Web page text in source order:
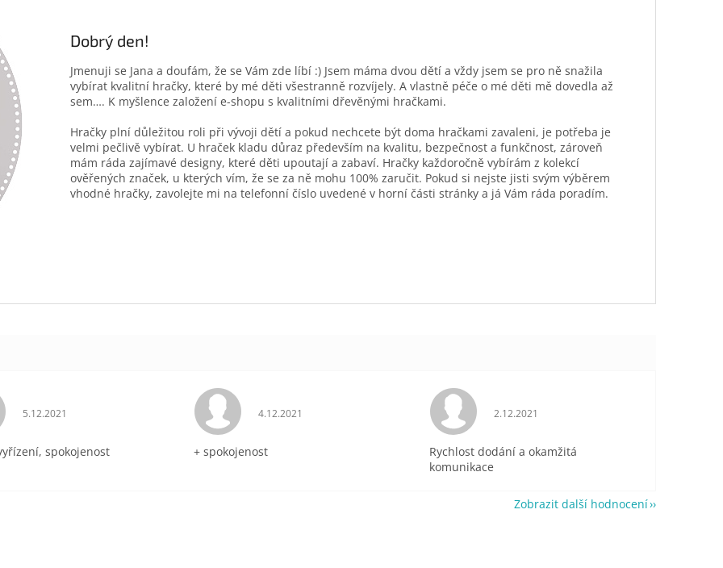
Dobrý den!
Jmenuji se Jana a doufám, že se Vám zde líbí :) Jsem máma dvou dětí a vždy jsem se pro ně snažila
vybírat kvalitní hračky, které by mé děti všestranně rozvíjely. A vlastně péče o mé děti mě dovedla až
sem…. K myšlence založení e-shopu s kvalitními dřevěnými hračkami.
Hračky plní důležitou roli při vývoji dětí a pokud nechcete být doma hračkami zavaleni, je potřeba je
velmi pečlivě vybírat. U hraček kladu důraz především na kvalitu, bezpečnost a funkčnost, zároveň
mám ráda zajímavé designy, které děti upoutají a zabaví. Hračky každoročně vybírám z kolekcí
ověřených značek, u kterých vím, že se za ně mohu 100% zaručit. Pokud si nejste jisti svým výběrem
vhodné hračky, zavolejte mi na telefonní číslo uvedené v horní části stránky a já Vám ráda poradím.
Hodnocení obchodu je 5 z 5 hvězdiček.
5.12.2021
spokojenost
Hodnocení obchodu je 5 z 5 hvězdiček.
4.12.2021
+ spokojenost
Hodnocení obchodu je 5 z 5 hvězdiček.
2.12.2021
Rychlost dodání a okamžitá
komunikace
Zobrazit další hodnocení